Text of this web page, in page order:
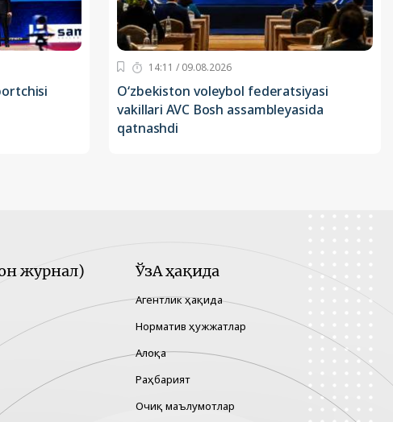
14:11 / 09.08.2026
O‘zbekiston voleybol federatsiyasi
vakillari AVC Bosh assambleyasida
qatnashdi
журнал) ЎзА ҳақида
Агентлик ҳақида
Норматив ҳужжатлар
Алоқа
Раҳбарият
Очиқ маълумотлар